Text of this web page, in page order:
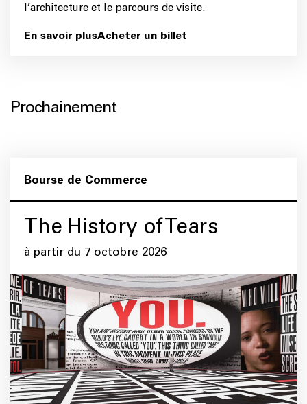
l’architecture et le parcours de visite.
En savoir plusAcheter un billet
Prochainement
Bourse de Commerce
The History of Tears
à partir du 7 octobre 2026